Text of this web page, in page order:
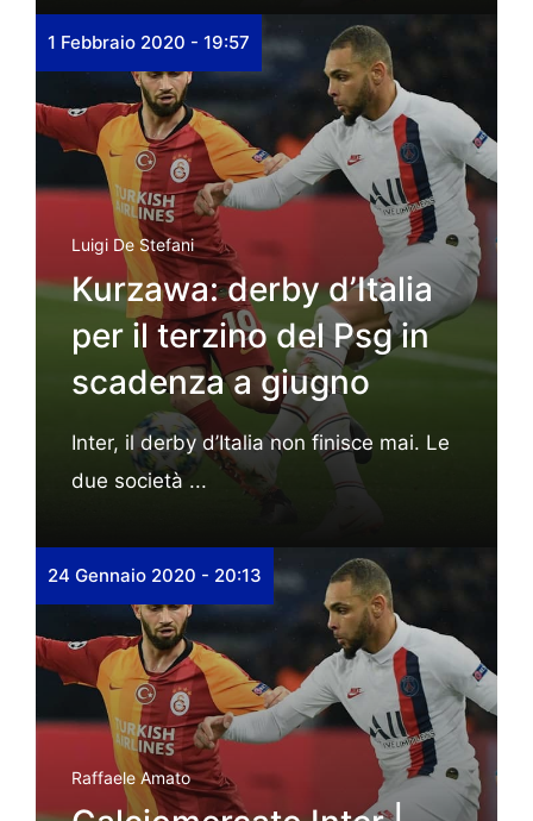
1 Febbraio 2020 - 19:57
Luigi De Stefani
Kurzawa: derby d’Italia
per il terzino del Psg in
scadenza a giugno
Inter, il derby d’Italia non finisce mai. Le
due società ...
24 Gennaio 2020 - 20:13
Raffaele Amato